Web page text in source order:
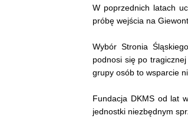
W poprzednich latach
próbę wejścia na
Wybór Stronia
podnosi się po
grupy osób to wsparcie
Fundacja DKMS od lat
jednostki niezbędnym